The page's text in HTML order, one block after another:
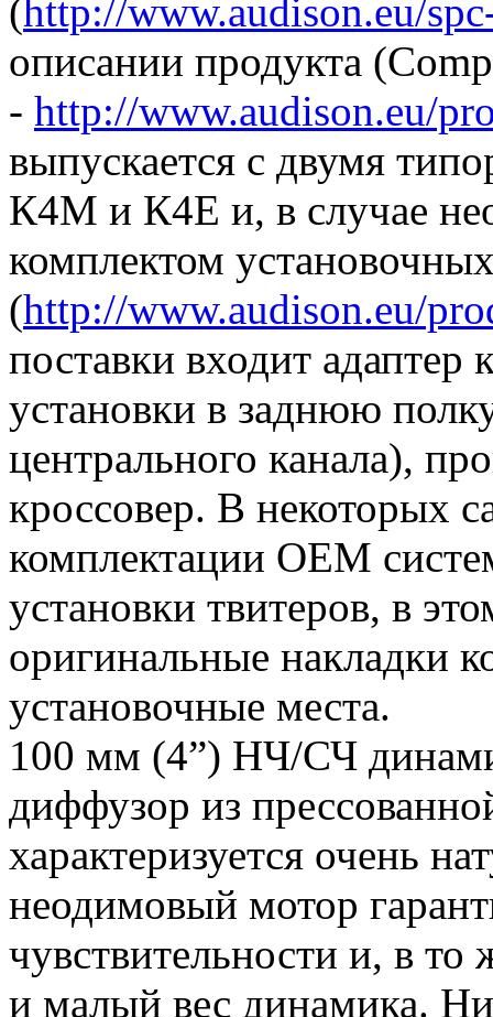
(http://www.audison.eu/
описании продукта
- http://www.audison.eu/
выпускается с двумя
К4М и К4Е и, в случае
комплектом
(http://www.audison.eu/
поставки входит адаптер
установки в заднюю
центрального канала),
кроссовер. В некоторых
комплектации ОЕМ
установки твитеров, в
оригинальные накладки
установочные места.
100 мм (4”) НЧ/СЧ
диффузор из
характеризуется очень
неодимовый мотор
чувствительности и, в
и малый вес динамика.